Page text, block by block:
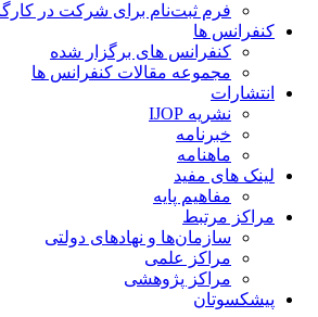
فرم ثبت‌نام برای شرکت در کارگاه
کنفرانس ها
کنفرانس های برگزار شده
مجموعه مقالات کنفرانس ها
انتشارات
نشریه IJOP
خبرنامه
ماهنامه
لینک های مفید
مفاهیم پایه
مراکز مرتبط
سازمان‌ها و نهادهای دولتی
مراکز علمی
مراکز پژوهشی
پیشکسوتان